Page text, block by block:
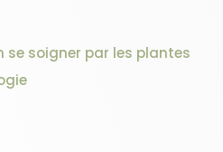
se soigner par les plantes